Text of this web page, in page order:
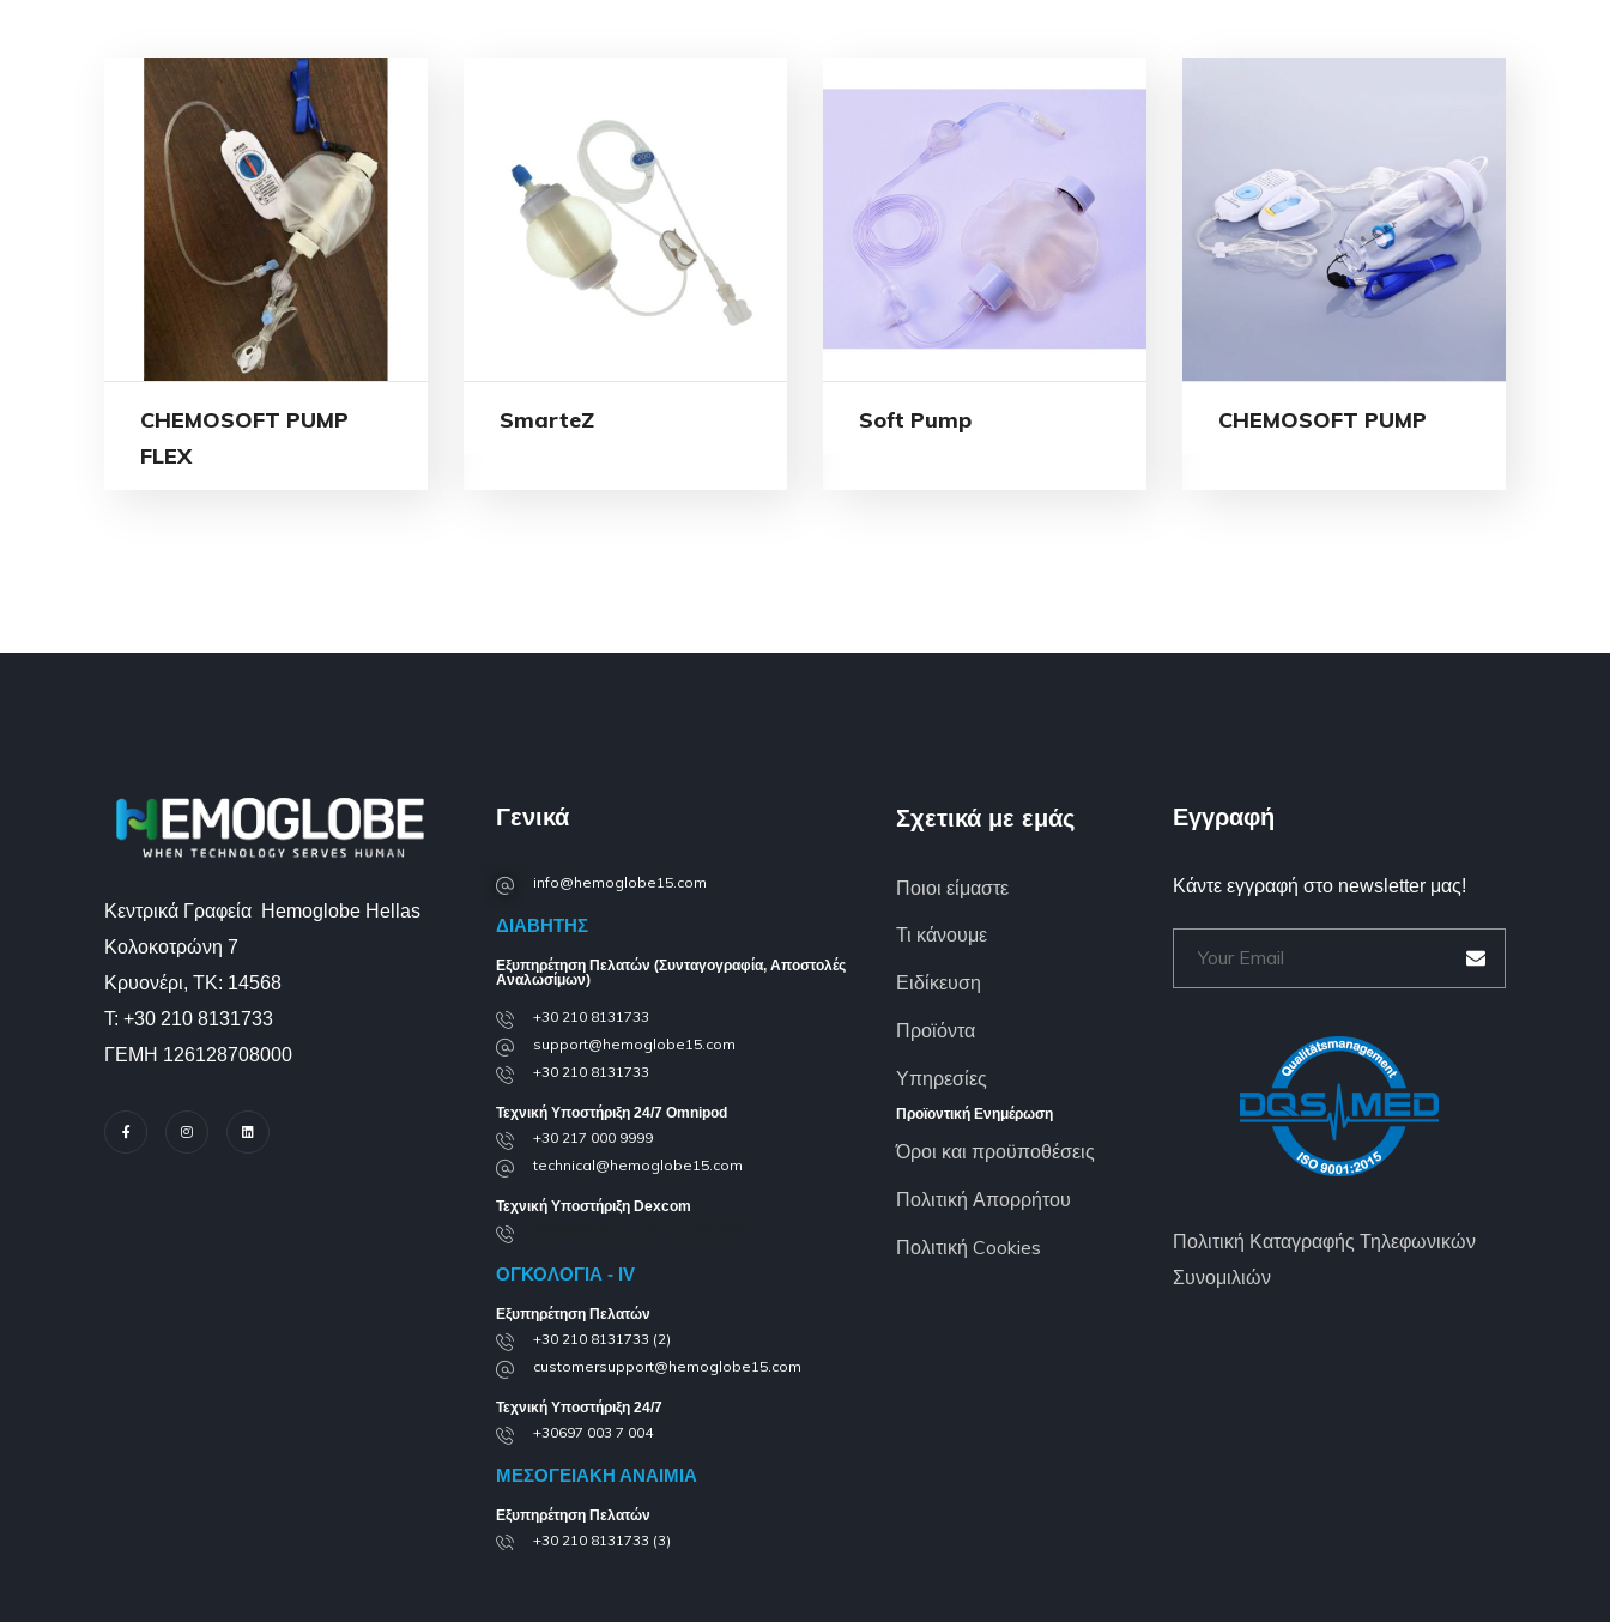
CHEMOSOFT PUMP
FLEX
SmarteZ Soft Pump CHEMOSOFT PUMP
Κεντρικά Γραφεία Hemoglobe Hellas
Κολοκοτρώνη 7
Κρυονέρι, ΤΚ: 14568
Τ: +30 210 8131733
ΓΕΜΗ 126128708000
Γενικά
info@hemoglobe15.com
ΔΙΑΒΗΤΗΣ
Εξυπηρέτηση Πελατών (Συνταγογραφία, Αποστολές
Αναλωσίμων)
+30 210 8131733
support@hemoglobe15.com
+30 210 8131733
Τεχνική Υποστήριξη 24/7 Omnipod
+30 217 000 9999
technical@hemoglobe15.com
Τεχνική Υποστήριξη Dexcom
ΟΓΚΟΛΟΓΙΑ - IV
Εξυπηρέτηση Πελατών
+30 210 8131733 (2)
customersupport@hemoglobe15.com
Τεχνική Υποστήριξη 24/7
+30697 003 7 004
ΜΕΣΟΓΕΙΑΚΗ ΑΝΑΙΜΙΑ
Εξυπηρέτηση Πελατών
+30 210 8131733 (3)
Σχετικά με εμάς
Ποιοι είμαστε
Τι κάνουμε
Ειδίκευση
Προϊόντα
Υπηρεσίες
Προϊοντική Ενημέρωση
Όροι και προϋποθέσεις
Πολιτική Απορρήτου
Πολιτική Cookies
Εγγραφή
Κάντε εγγραφή στο newsletter μας!
Πολιτική Καταγραφής Τηλεφωνικών
Συνομιλιών